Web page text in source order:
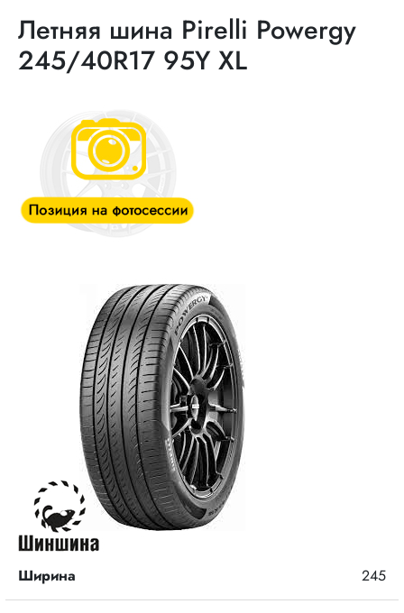
Летняя шина Pirelli Powergy
245/40R17 95Y XL
Ширина 245